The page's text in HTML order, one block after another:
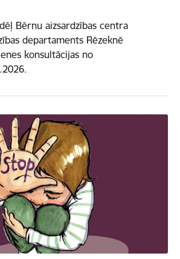
Bērnu aizsardzības centra
departaments Rēzeknē
konsultācijas no